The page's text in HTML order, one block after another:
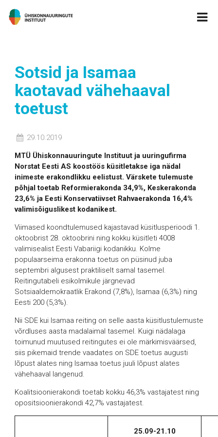
Sotsid ja Isamaa
kaotavad vähehaaval
toetust
29.10.2019
MTÜ Ühiskonnauuringute Instituut ja uuringufirma
Norstat Eesti AS koostöös küsitletakse iga nädal
inimeste erakondlikku eelistust. Värskete tulemuste
põhjal toetab Reformierakonda 34,9%, Keskerakonda
23,6% ja Eesti Konservatiivset Rahvaerakonda 16,4%
valimisõiguslikest kodanikest.
Viimased koondtulemused kajastavad küsitlusperioodi 1.
oktoobrist 28. oktoobrini ning kokku küsitleti 4008
valimisealist Eesti Vabariigi kodanikku. Kolme
populaarseima erakonna toetus on püsinud juba
septembri algusest praktiliselt samal tasemel.
Reitingutabeli esikolmikule järgnevad
Sotsiaaldemokraatlik Erakond (7,8%), Isamaa (6,3%) ning
Eesti 200 (5,3%).
Nii SDE kui Isamaa reiting on selle aasta küsitlustulemuste
võrdluses aasta madalaimal tasemel. Kuigi nädalaga
toimunud muutused reitingutes ei ole märkimisväärsed,
siis pikemaid trende vaadates on SDE toetus augusti
lõpust alates ning Isamaa toetus juuli lõpust alates
vähehaaval langenud.
Koalitsioonierakondi toetab kokku 46,3% vastajatest ning
opositsioonierakondi 42,7% vastajatest.
25.09-21.10